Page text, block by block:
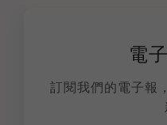
電
訂閱我們的電子報